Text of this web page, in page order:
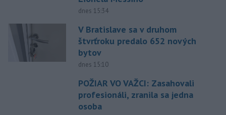
dnes 15:34
V Bratislave sa v druhom
štvrťroku predalo 652 nových
bytov
dnes 15:10
POŽIAR VO VAŽCI: Zasahovali
profesionáli, zranila sa jedna
osoba